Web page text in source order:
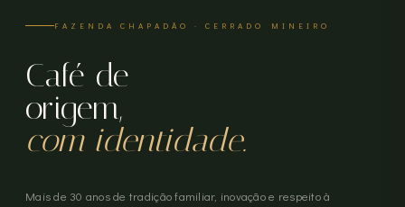
FAZENDA CHAPADÃO · CERRADO MINEIRO
Café de
origem,
com identidade.
Mais de 30 anos de tradição familiar, inovação e respeito à